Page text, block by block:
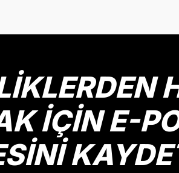
bozuk veya görüntülenemiyor.
sitelerden daha pahalı.
farklı alternatifler olmalı.
İÇİN E-